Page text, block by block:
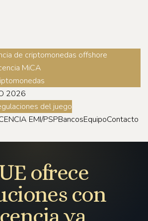
de criptomonedas offshore
MiCA
2026
del juego
EMI/PSPBancosEquipoContacto
ofrece
con
ya